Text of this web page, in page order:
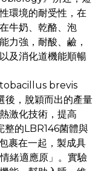
環境的耐受性，在
牛奶、乾酪、泡
力強，耐酸、鹼，
及消化道機能順暢
brevis
後，脫穎而出的產量
激化技術，提高
整的LBR146菌體與
裹在一起，製成具
緒適應原」。實驗